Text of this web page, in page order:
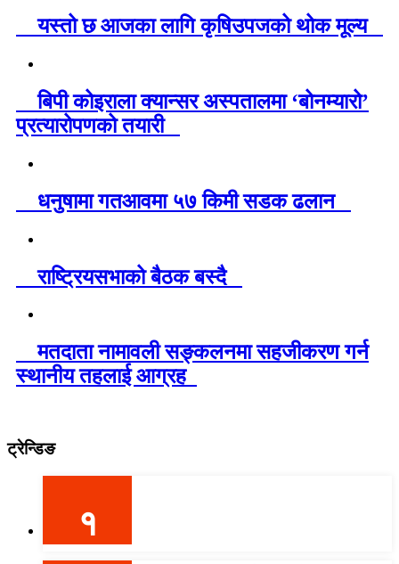
यस्तो छ आजका लागि कृषिउपजको थोक मूल्य
बिपी कोइराला क्यान्सर अस्पतालमा ‘बोनम्यारो’
प्रत्यारोपणको तयारी
धनुषामा गतआवमा ५७ किमी सडक ढलान
राष्ट्रियसभाको बैठक बस्दै
मतदाता नामावली सङ्कलनमा सहजीकरण गर्न
स्थानीय तहलाई आग्रह
ट्रेन्डिङ
१